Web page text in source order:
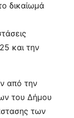
δικαίωμά
και την
από την
του Δήμου
των